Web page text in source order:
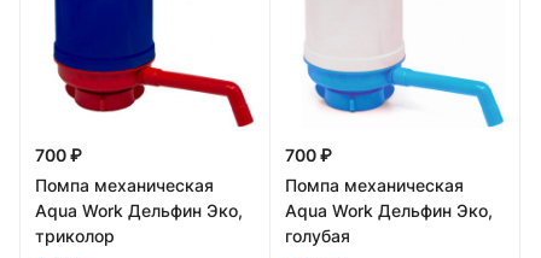
700 ₽
Помпа механическая
Aqua Work Дельфин Эко,
триколор
700 ₽
Помпа механическая
Aqua Work Дельфин Эко,
голубая